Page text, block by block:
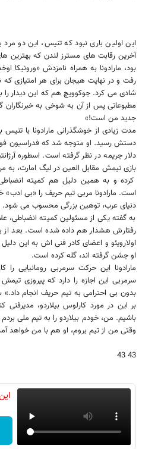
این اولین باری نبود که تنیس، این دو
بود، مارادونا به همراه نامزدش «ورونیکا
رفت و در نهایت هیجان برای هر امتیازی
شادی می کرد. جوکوویچ هم که این دیدار
مطبوعاتی پس از آن به شوخی به
جدید من است!»
مدت زیادی از خوشگذرانی مارادونا با تنیس
دلار جریمه در نظر گرفته است. اسطوره
بازی تیمش مقابل العین در لیگ امارت، به
کرده و به همین دلیل هم کمیته
است. مارادونا مربی تیم حریف را «بی ادب»
دنیای عرب، توهین بزرگی محسوب می شود.
به گفته یکی از مسئولین کمیته انضباطی،
رفتارش هشدار هم داده شده است. بعد از
اولارویئو و اعضای کادر فنی اش به این
او جشن گرفته اند، گله کرده است.
مارادونا این حرکت سرمربی رومانیایی
سرمربی این اجازه را دارد که پیروزی
بدون بی احترامی به تیم حریف انجام داد.»
بر این در مورد کارلوس بیلاردو،
باشیم. من، خودم بیلاردو را به تیم ملی
وقتی من از تیم بروم، او هم با من خواهد
43 43